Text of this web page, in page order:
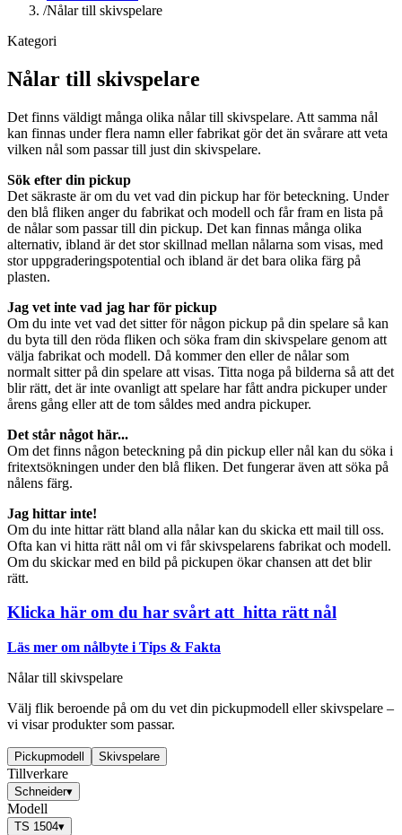
/Nålar till skivspelare
Kategori
Nålar till skivspelare
Det finns väldigt många olika nålar till skivspelare. Att samma nål
kan finnas under flera namn eller fabrikat gör det än svårare att veta
vilken nål som passar till just din skivspelare.
Sök efter din pickup
Det säkraste är om du vet vad din pickup har för beteckning. Under
den blå fliken anger du fabrikat och modell och får fram en lista på
de nålar som passar till din pickup. Det kan finnas många olika
alternativ, ibland är det stor skillnad mellan nålarna som visas, med
stor uppgraderingspotential och ibland är det bara olika färg på
plasten.
Jag vet inte vad jag har för pickup
Om du inte vet vad det sitter för någon pickup på din spelare så kan
du byta till den röda fliken och söka fram din skivspelare genom att
välja fabrikat och modell. Då kommer den eller de nålar som
normalt sitter på din spelare att visas. Titta noga på bilderna så att det
blir rätt, det är inte ovanligt att spelare har fått andra pickuper under
årens gång eller att de tom såldes med andra pickuper.
Det står något här...
Om det finns någon beteckning på din pickup eller nål kan du söka i
fritextsökningen under den blå fliken. Det fungerar även att söka på
nålens färg.
Jag hittar inte!
Om du inte hittar rätt bland alla nålar kan du skicka ett mail till oss.
Ofta kan vi hitta rätt nål om vi får skivspelarens fabrikat och modell.
Om du skickar med en bild på pickupen ökar chansen att det blir
rätt.
Klicka här om du har svårt att hitta rätt nål
Läs mer om nålbyte i Tips & Fakta
Nålar till skivspelare
Välj flik beroende på om du vet din pickupmodell eller skivspelare –
vi visar produkter som passar.
Pickupmodell Skivspelare
Tillverkare
Schneider▾
Modell
TS 1504▾